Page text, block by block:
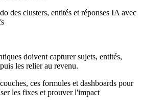
des clusters, entités et réponses IA avec
doivent capturer sujets, entités,
les relier au revenu.
ces formules et dashboards pour
les fixes et prouver l'impact